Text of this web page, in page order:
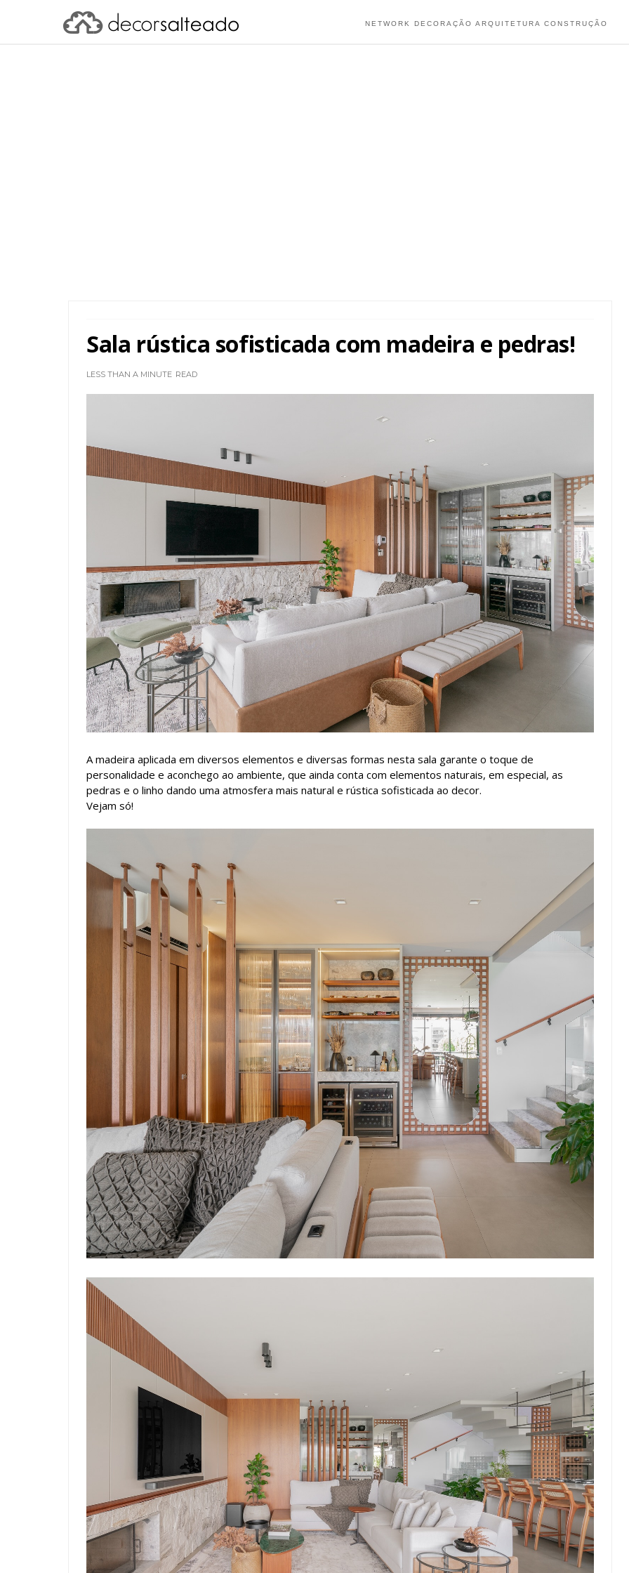
NETWORK DECORAÇÃO ARQUITETURA CONSTRUÇÃO
Sala rústica sofisticada com madeira e pedras!
LESS THAN A MINUTE READ
A madeira aplicada em diversos elementos e diversas formas nesta sala garante o toque de
personalidade e aconchego ao ambiente, que ainda conta com elementos naturais, em especial, as
pedras e o linho dando uma atmosfera mais natural e rústica sofisticada ao decor.
Vejam só!